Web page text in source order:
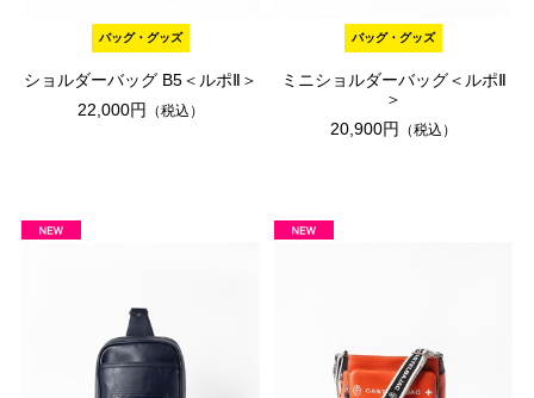
バッグ・グッズ
ショルダーバッグ B5＜ルポⅡ＞
22,000円
（税込）
バッグ・グッズ
ミニショルダーバッグ＜ルポⅡ
＞
20,900円
（税込）